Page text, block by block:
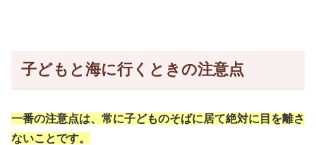
子どもと海に行くときの注意点
一番の注意点は、常に子どものそばに居て絶対に目を離さ
ないことです。